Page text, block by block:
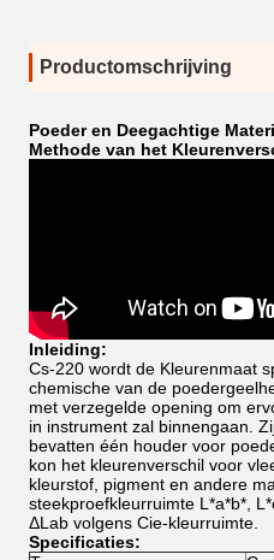
Productomschrijving
Poeder en Deegachtige
Methode van het
Inleiding:
Cs-220 wordt de Kleurenmaat
chemische van de
met verzegelde opening om
in instrument zal binnengaan.
bevatten één houder voor
kon het kleurenverschil voor
kleurstof, pigment en andere
steekproefkleurruimte L*a*b*,
ΔLab volgens Cie-kleurruimte.
Specificaties: